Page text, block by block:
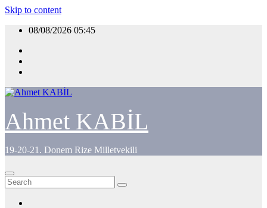
Skip to content
08/08/2026 05:45
Ahmet KABİL
19-20-21. Donem Rize Milletvekili